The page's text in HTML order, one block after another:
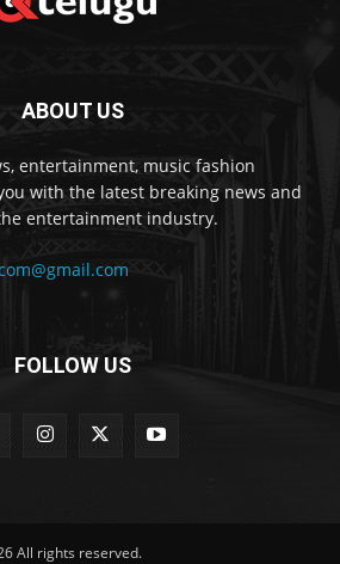
ABOUT US
entertainment, music fashion
with the latest breaking news and
entertainment industry.
FOLLOW US
All rights reserved.